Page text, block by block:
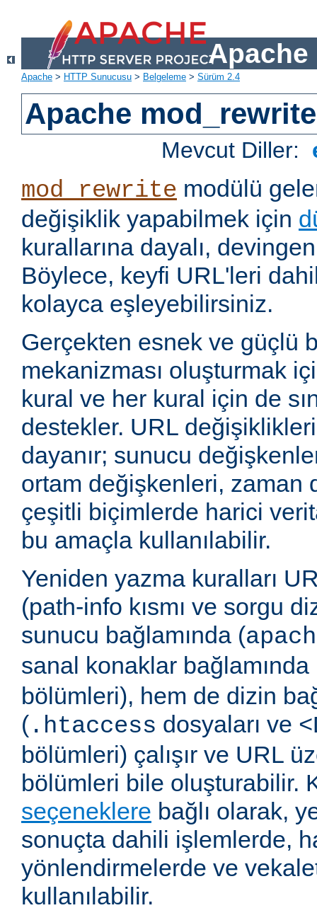
Apache
Apache > HTTP Sunucusu > Belgeleme > Sürüm 2.4
Apache mod_rewrite
Mevcut Diller:
mod_rewrite modülü
değişiklik yapabilmek için
kurallarına dayalı,
Böylece, keyfi URL'leri
kolayca eşleyebilirsiniz.
Gerçekten esnek ve güçlü
mekanizması oluşturmak
kural ve her kural için de
destekler. URL
dayanır; sunucu
ortam değişkenleri, zaman
çeşitli biçimlerde harici
bu amaçla kullanılabilir.
Yeniden yazma kuralları
(path-info kısmı ve sorgu
sunucu bağlamında (
sanal konaklar bağlamında
bölümleri), hem de dizin
( .htaccess dosyaları ve
bölümleri) çalışır ve URL
bölümleri bile oluşturabilir.
seçeneklere bağlı olarak,
sonuçta dahili işlemlerde,
yönlendirmelerde ve
kullanılabilir.